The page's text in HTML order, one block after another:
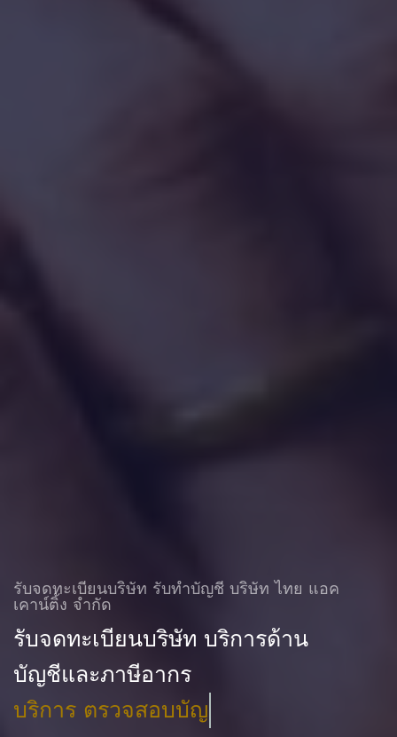
รับจดทะเบียนบริษัท รับทําบัญชี บริษัท ไทย แอค
เคาน์ติ้ง จำกัด
รับจดทะเบียนบริษัท บริการด้าน
บัญชีและภาษีอากร
บริการ ตรวจสอบบัญชี